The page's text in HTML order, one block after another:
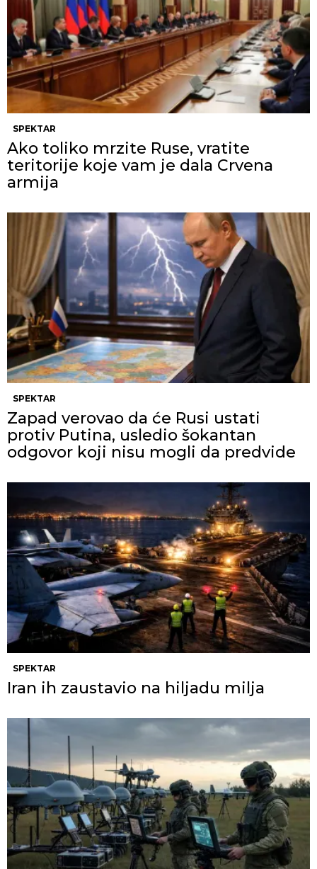
SPEKTAR
Ako toliko mrzite Ruse, vratite
teritorije koje vam je dala Crvena
armija
SPEKTAR
Zapad verovao da će Rusi ustati
protiv Putina, usledio šokantan
odgovor koji nisu mogli da predvide
SPEKTAR
Iran ih zaustavio na hiljadu milja